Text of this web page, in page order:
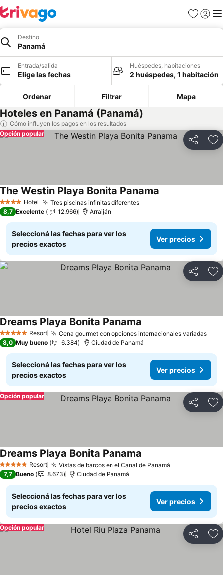
Favoritos
Iniciar
Destino
Panamá
Entrada/salida
Elige las fechas
Huéspedes, habitaciones
2 huéspedes, 1 habitación
Ordenar Filtrar Mapa
Hoteles en Panamá (Panamá)
Cómo influyen los pagos en los resultados
Compartir
Opción popular
4 EstrellasHotel Tres piscinas infinitas diferentesVer precios
The Westin Playa Bonita Panama
8,7 Excelente 12.966 Arraiján
Seleccioná las fechas para ver los
precios exactos
Ver precios
Compartir
5 Estrellas Resort Cena gourmet con opciones internacionales variadasVer
Dreams Playa Bonita Panama
8,0 Muy bueno 6.384 Ciudad de Panamá
Seleccioná las fechas para ver los
precios exactos
Ver precios
Compartir
Opción popular
5 Estrellas Resort Vistas de barcos en el Canal de Panamá
Dreams Playa Bonita Panama
7,7 Bueno 8.673 Ciudad de Panamá
Seleccioná las fechas para ver los
precios exactos
Ver precios
Compartir
Opción popular